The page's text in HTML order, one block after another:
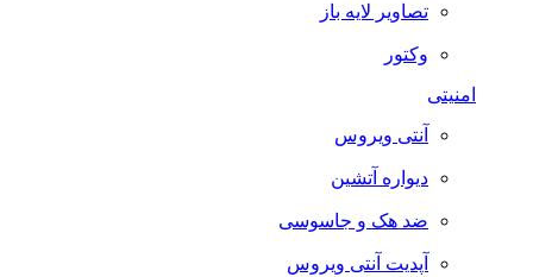
تصاویر لایه باز
وکتور
آنتی ویروس
دیواره آتشین
ضد هک و جاسوسی
آپدیت آنتی ویروس